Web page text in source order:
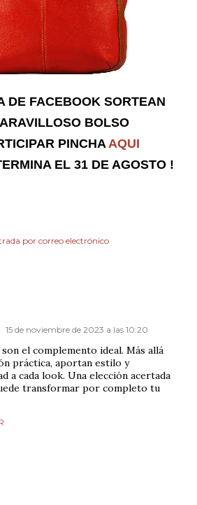
DE FACEBOOK SORTEAN
BOLSO
PINCHA AQUI
EL 31 DE AGOSTO !
por correo electrónico
15 de noviembre de 2023 a las 10:20
el complemento ideal. Más allá
práctica, aportan estilo y
a cada look. Una elección acertada
transformar por completo tu